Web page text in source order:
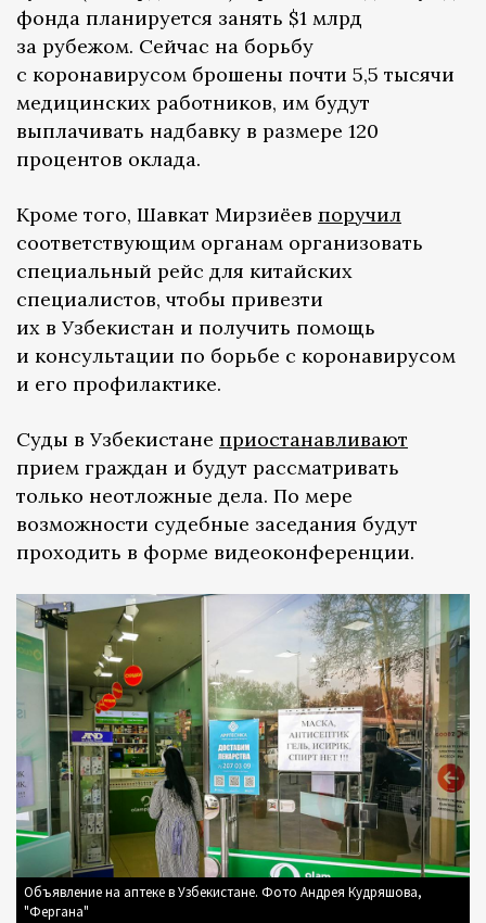
фонда планируется занять $1 млрд
за рубежом. Сейчас на борьбу
с коронавирусом брошены почти 5,5 тысячи
медицинских работников, им будут
выплачивать надбавку в размере 120
процентов оклада.
Кроме того, Шавкат Мирзиёев поручил
соответствующим органам организовать
специальный рейс для китайских
специалистов, чтобы привезти
их в Узбекистан и получить помощь
и консультации по борьбе с коронавирусом
и его профилактике.
Суды в Узбекистане приостанавливают
прием граждан и будут рассматривать
только неотложные дела. По мере
возможности судебные заседания будут
проходить в форме видеоконференции.
Объявление на аптеке в Узбекистане. Фото Андрея Кудряшова,
"Фергана"